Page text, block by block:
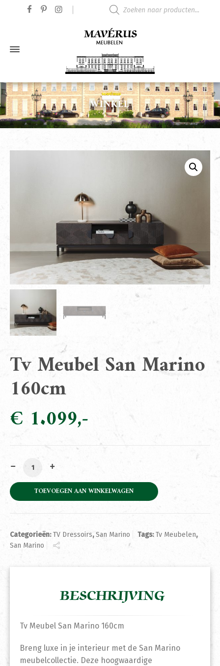
WINKEL
Tv Meubel San Marino
160cm
€ 1.099
Tv Meubel San Marino 160cm aantal
TOEVOEGEN AAN WINKELWAGEN
Categorieën:TV Dressoirs,San Marino Tags:Tv Meubelen,
San Marino
BESCHRIJVING
Tv Meubel San Marino 160cm
Breng luxe in je interieur met de San Marino
meubelcollectie. Deze hoogwaardige